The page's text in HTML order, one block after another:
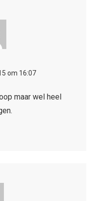
om 16:07
maar wel heel